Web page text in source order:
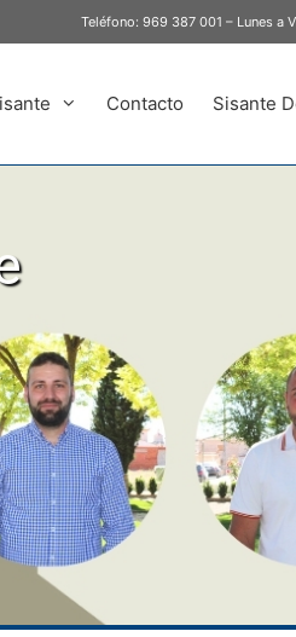
Teléfono: 969 387 001 – Lunes a
Contacto Sisante